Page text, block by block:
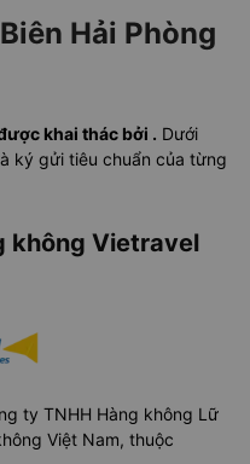
Hải Phòng
khai thác bởi . Dưới
ký gửi tiêu chuẩn của từng
không Vietravel
ty TNHH Hàng không Lữ
Việt Nam, thuộc